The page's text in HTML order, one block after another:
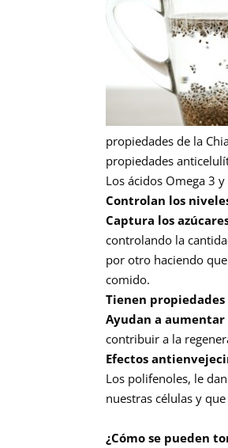
propiedades de la
propiedades
Los ácidos Omega 3
Controlan los
Captura los
controlando la
por otro haciendo
comido.
Tienen
Ayudan a
contribuir a la
Efectos
Los polifenoles, le
nuestras células y
¿Cómo se pueden